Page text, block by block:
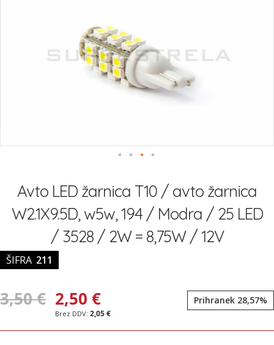
začetek
galerije
Avto LED žarnica T10 / avto žarnica
W2.1X9.5D, w5w, 194 / Modra / 25 LED
/ 3528 / 2W = 8,75W / 12V
ŠIFRA 211
3,50 € 2,50 €
2,05 €
Prihranek 28,57%